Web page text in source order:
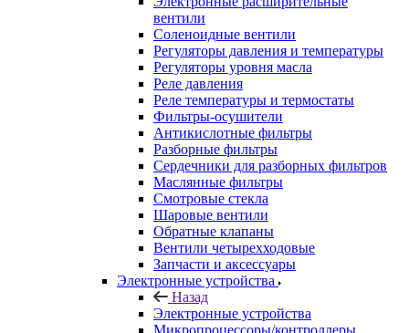
вентили
Соленоидные вентили
Регуляторы давления и температуры
Регуляторы уровня масла
Реле давления
Реле температуры и термостаты
Фильтры-осушители
Антикислотные фильтры
Разборные фильтры
Сердечники для разборных фильтров
Маслянные фильтры
Смотровые стекла
Шаровые вентили
Обратные клапаны
Вентили четырехходовые
Запчасти и аксессуары
Электронные устройства
Назад
Электронные устройства
Микропроцессоры/контроллеры